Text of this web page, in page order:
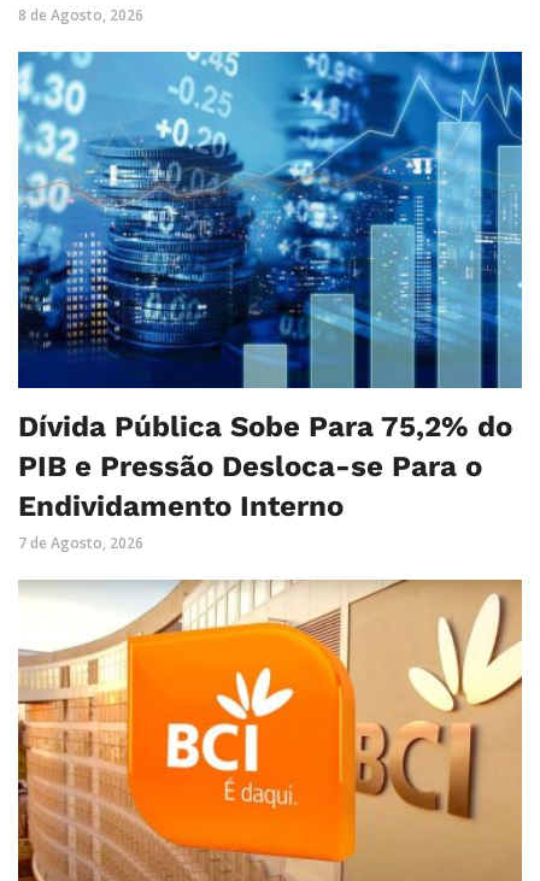
8 de Agosto, 2026
Dívida Pública Sobe Para 75,2% do
PIB e Pressão Desloca-se Para o
Endividamento Interno
7 de Agosto, 2026